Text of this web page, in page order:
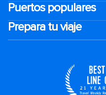
Puertos populares
Prepara tu viaje